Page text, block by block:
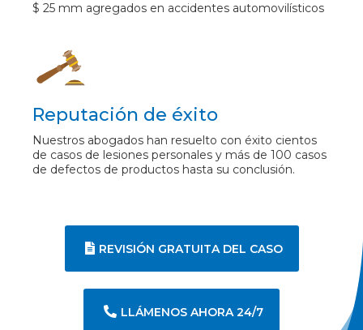
$ 25 mm agregados en accidentes automovilísticos
Reputación de éxito
Nuestros abogados han resuelto con éxito cientos
de casos de lesiones personales y más de 100 casos
de defectos de productos hasta su conclusión.
REVISIÓN GRATUITA DEL CASO
LLÁMENOS AHORA 24/7